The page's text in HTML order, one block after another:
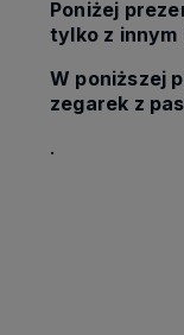
Poniżej
tylko z innym
W poniższej
zegarek z
.